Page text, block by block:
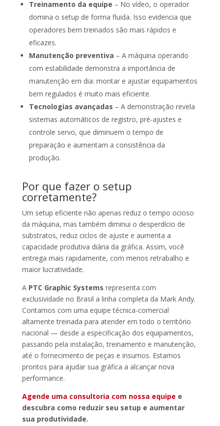
Treinamento da equipe – No vídeo, o operador
domina o setup de forma fluida. Isso evidencia que
operadores bem treinados são mais rápidos e
eficazes.
Manutenção preventiva – A máquina operando
com estabilidade demonstra a importância de
manutenção em dia: montar e ajustar equipamentos
bem regulados é muito mais eficiente.
Tecnologias avançadas – A demonstração revela
sistemas automáticos de registro, pré-ajustes e
controle servo, que diminuem o tempo de
preparação e aumentam a consistência da
produção.
Por que fazer o setup
corretamente?
Um setup eficiente não apenas reduz o tempo ocioso
da máquina, mas também diminui o desperdício de
substratos, reduz ciclos de ajuste e aumenta a
capacidade produtiva diária da gráfica. Assim, você
entrega mais rapidamente, com menos retrabalho e
maior lucratividade.
A PTC Graphic Systems representa com
exclusividade no Brasil a linha completa da Mark Andy.
Contamos com uma equipe técnica-comercial
altamente treinada para atender em todo o território
nacional — desde a especificação dos equipamentos,
passando pela instalação, treinamento e manutenção,
até o fornecimento de peças e insumos. Estamos
prontos para ajudar sua gráfica a alcançar nova
performance.
Agende uma consultoria com nossa equipe e
descubra como reduzir seu setup e aumentar
sua produtividade.